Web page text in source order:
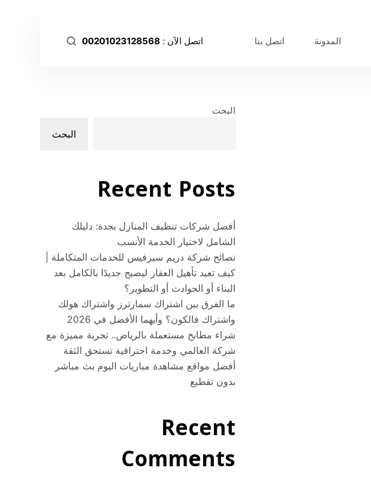
المدونة اتصل بنا اتصل الآن : 00201023128568
البحث
البحث
Recent Posts
أفضل شركات تنظيف المنازل بجدة: دليلك
الشامل لاختيار الخدمة الأنسب
نصائح شركة دريم سيرفيس للخدمات المتكاملة |
كيف تعيد تأهيل العقار ليصبح جديدًا بالكامل بعد
البناء أو الحوادث أو التطوير؟
ما الفرق بين اشتراك سمارترز واشتراك هولك
واشتراك فالكون؟ وأيهما الأفضل في 2026
شراء مطابخ مستعملة بالرياض.. تجربة مميزة مع
شركة العالمي وخدمة احترافية تستحق الثقة
أفضل مواقع مشاهدة مباريات اليوم بث مباشر
بدون تقطيع
Recent
Comments